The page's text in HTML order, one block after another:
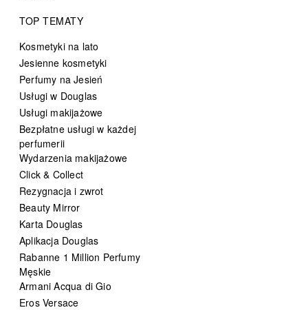
TOP TEMATY
Kosmetyki na lato
Jesienne kosmetyki
Perfumy na Jesień
Usługi w Douglas
Usługi makijażowe
Bezpłatne usługi w każdej
perfumerii
Wydarzenia makijażowe
Click & Collect
Rezygnacja i zwrot
Beauty Mirror
Karta Douglas
Aplikacja Douglas
Rabanne 1 Million Perfumy
Męskie
Armani Acqua di Gio
Eros Versace